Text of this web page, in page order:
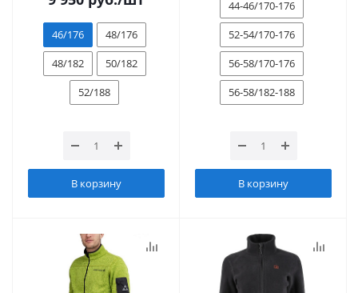
46/176
48/176
48/182
50/182
52/188
В корзину
44-46/170-176
52-54/170-176
56-58/170-176
56-58/182-188
В корзину